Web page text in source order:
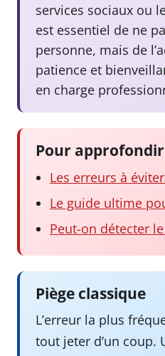
services sociaux ou
est essentiel de ne
personne, mais de
patience et
en charge
Pour
Les erreurs à
Le guide ultime
Peut-on détecter
Piège classique
L’erreur la plus
tout jeter d’un coup.